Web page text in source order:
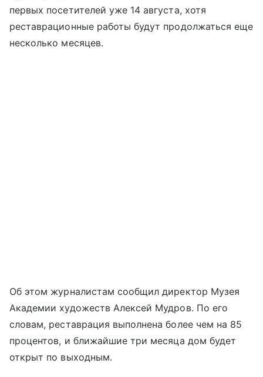
первых посетителей уже 14 августа, хотя
реставрационные работы будут продолжаться еще
несколько месяцев.
Об этом журналистам сообщил директор Музея
Академии художеств Алексей Мудров. По его
словам, реставрация выполнена более чем на 85
процентов, и ближайшие три месяца дом будет
открыт по выходным.